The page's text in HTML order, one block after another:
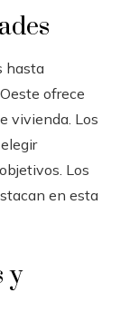
hasta
ofrece
vivienda. Los
Los
en esta
y